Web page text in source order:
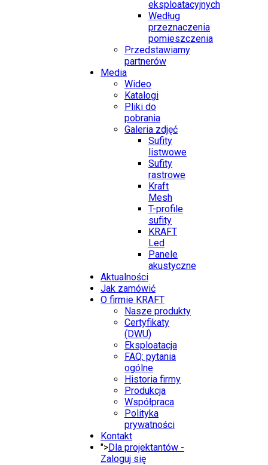
eksploatacyjnych
Według
przeznaczenia
pomieszczenia
Przedstawiamy
partnerów
Media
Wideo
Katalogi
Pliki do
pobrania
Galeria zdjęć
Sufity
listwowe
Sufity
rastrowe
Kraft
Mesh
T-profile
sufity
KRAFT
Led
Panele
akustyczne
Aktualności
Jak zamówić
O firmie KRAFT
Nasze produkty
Certyfikaty
(DWU)
Eksploatacja
FAQ: pytania
ogólne
Historia firmy
Produkcja
Współpraca
Polityka
prywatności
Kontakt
">Dla projektantów -
Zaloguj się